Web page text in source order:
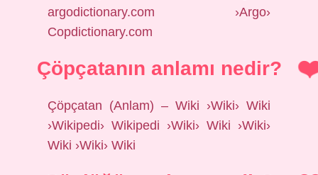
argodictionary.com ›Argo›
Copdictionary.com
Çöpçatanın anlamı nedir?
Çöpçatan (Anlam) – Wiki ›Wiki› Wiki
›Wikipedi› Wikipedi ›Wiki› Wiki ›Wiki›
Wiki ›Wiki› Wiki